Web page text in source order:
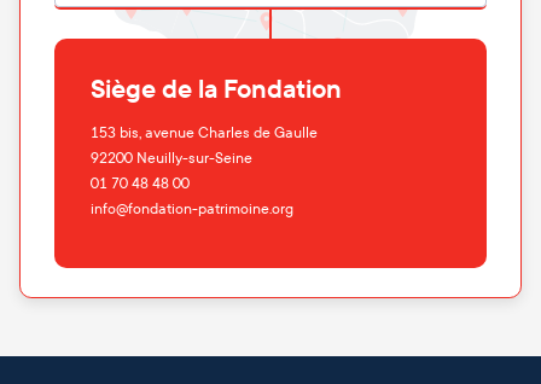
Siège de la Fondation
153 bis, avenue Charles de Gaulle
92200 Neuilly-sur-Seine
01 70 48 48 00
info@fondation-patrimoine.org